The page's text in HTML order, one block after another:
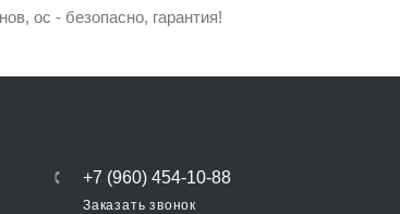
ос - безопасно, гарантия!
+7 (960) 454-10-88
Заказать звонок